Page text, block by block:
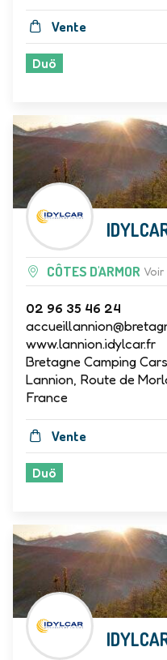
Vente
Duö
CÔTES D'ARMOR
02 96 35 46 24
www.lannion.idylcar.fr
Bretagne Camping
Lannion, Route de
France
Vente
Duö